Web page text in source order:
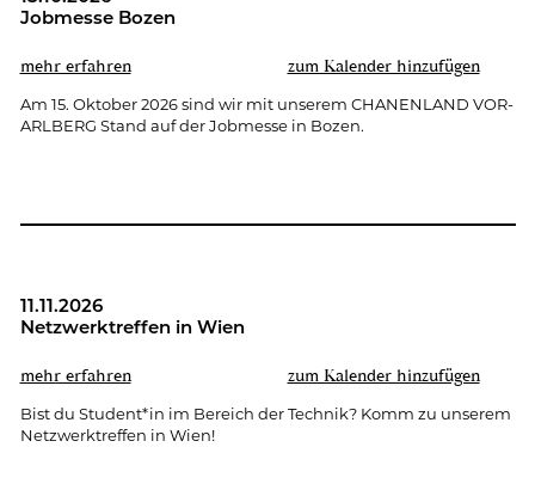
Job­mes­se Bozen
mehr er­fah­ren zum Ka­len­der hin­zu­fü­gen
Am 15. Ok­to­ber 2026 sind wir mit un­se­rem CHA­NEN­LAND VOR­
ARL­BERG Stand auf der Job­mes­se in Bozen.
11.11.2026
Netz­werk­tref­fen in Wien
mehr er­fah­ren zum Ka­len­der hin­zu­fü­gen
Bist du Stu­dent*in im Be­reich der Tech­nik? Komm zu un­se­rem
Netz­werk­tref­fen in Wien!